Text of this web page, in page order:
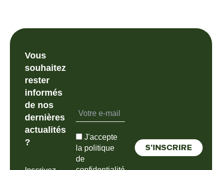
Vous
souhaitez
rester
informés
de nos
dernières
actualités
?
J'accepte
la politique
de